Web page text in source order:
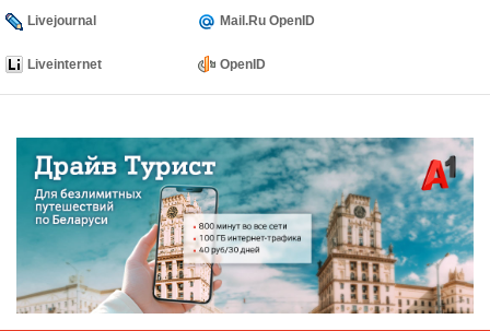
Livejournal Mail.Ru OpenID
Liveinternet OpenID